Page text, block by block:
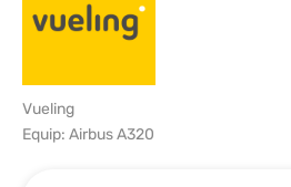
Vueling
Equip: Airbus A320